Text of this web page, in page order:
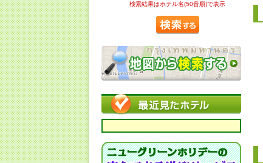
検索結果はホテル名(50音順)で表示